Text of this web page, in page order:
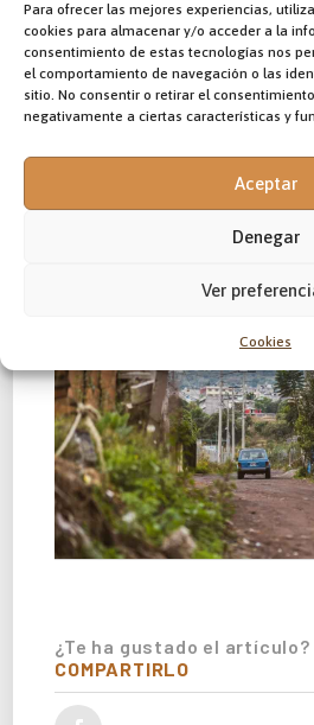
Para ofrecer las mejores experiencias,
cookies para almacenar y/o acceder a la
consentimiento de estas tecnologías nos
el comportamiento de navegación o las
sitio. No consentir o retirar el
negativamente a ciertas características y
Aceptar
Denegar
Ver
Cookies
Paraguay: «No sirve una
termina usando a los pobres
intereses políticos y
ideologías terminan mal, no
relación enfermiza con el
Las cifras oficiales podrán
vuelo desde el púlpito
que, en México, la pobreza
¿Te ha gustado el artículo?
COMPARTIRLO